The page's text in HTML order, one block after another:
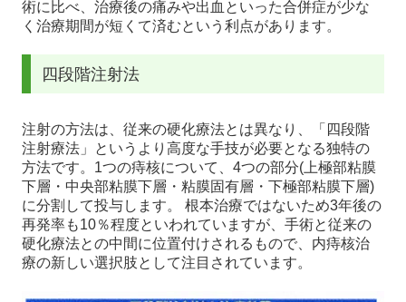
術に比べ、治療後の痛みや出血といった合併症が少な
く治療期間が短くて済むという利点があります。
四段階注射法
注射の方法は、従来の硬化療法とは異なり、「四段階
注射療法」というより高度な手技が必要となる独特の
方法です。1つの痔核について、4つの部分(上極部粘膜
下層・中央部粘膜下層・粘膜固有層・下極部粘膜下層)
に分割して投与します。 根本治療ではないため3年後の
再発率も10％程度といわれていますが、手術と従来の
硬化療法との中間に位置付けされるもので、内痔核治
療の新しい選択肢として注目されています。